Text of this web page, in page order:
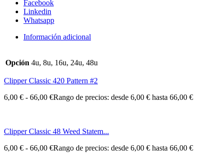
Facebook
Linkedin
Whatsapp
Información adicional
Opción 4u, 8u, 16u, 24u, 48u
Clipper Classic 420 Pattern #2
6,00 € - 66,00 €Rango de precios: desde 6,00 € hasta 66,00 €
Clipper Classic 48 Weed Statem...
6,00 € - 66,00 €Rango de precios: desde 6,00 € hasta 66,00 €